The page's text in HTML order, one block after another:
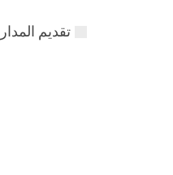
تقديم المدارس